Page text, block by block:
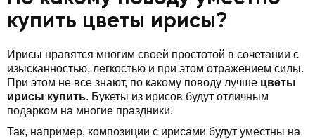
купить цветы ирисы?
Ирисы нравятся многим своей простотой в сочетании с
изысканностью, легкостью и при этом отражением силы.
При этом не все знают, по какому поводу лучше цветы
ирисы купить. Букеты из ирисов будут отличным
подарком на многие праздники.
Так, например, композиции с ирисами будут уместны на